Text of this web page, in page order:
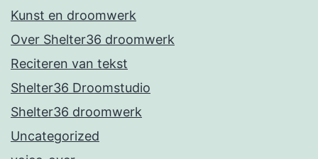
Kunst en droomwerk
Over Shelter36 droomwerk
Reciteren van tekst
Shelter36 Droomstudio
Shelter36 droomwerk
Uncategorized